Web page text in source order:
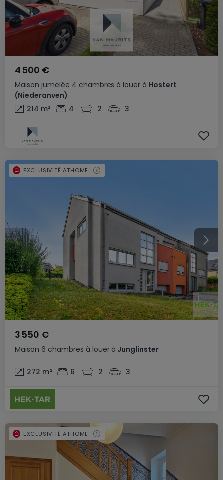
Maison jumelée 4 chambres à louer à Hostert
(Niederanven)
4 500 €
214 m² 4 2 3
Maison 6 chambres à louer à Junglinster
3 550 €
272 m² 6 2 3
EXCLUSIVITÉ ATHOME
EXCLUSIVITÉ ATHOME